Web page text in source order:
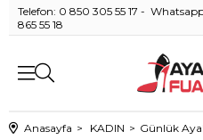
Telefon: 0 850 305 55 17 -
865 55 18
Anasayfa KADIN Günlük